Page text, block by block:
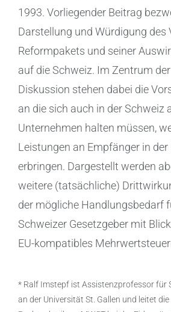
1993. Vorliegender Beitrag
Darstellung und Würdigung des
Reformpakets und seiner
auf die Schweiz. Im Zentrum der
Diskussion stehen dabei die
an die sich auch in der Schweiz
Unternehmen halten müssen,
Leistungen an Empfänger in der
erbringen. Dargestellt werden
weitere (tatsächliche)
der mögliche Handlungsbedarf
Schweizer Gesetzgeber mit
EU-kompatibles
* Ralf Imstepf ist Assistenzprofessor für
an der Universität St. Gallen und leitet die